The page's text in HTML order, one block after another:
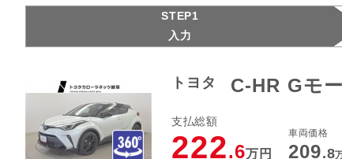
STEP1
入力
トヨタ C-HR Gモ
支払総額
222.6万円
車両価格
209.8